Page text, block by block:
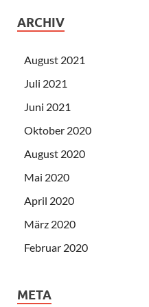
ARCHIV
August 2021
Juli 2021
Juni 2021
Oktober 2020
August 2020
Mai 2020
April 2020
März 2020
Februar 2020
META